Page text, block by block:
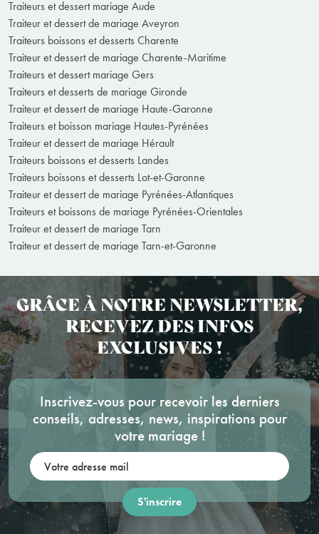
Traiteurs et dessert mariage Aude
Traiteur et dessert de mariage Aveyron
Traiteurs boissons et desserts Charente
Traiteur et dessert de mariage Charente-Maritime
Traiteurs et dessert mariage Gers
Traiteurs et desserts de mariage Gironde
Traiteur et dessert de mariage Haute-Garonne
Traiteurs et boisson mariage Hautes-Pyrénées
Traiteur et dessert de mariage Hérault
Traiteurs boissons et desserts Landes
Traiteurs boissons et desserts Lot-et-Garonne
Traiteur et dessert de mariage Pyrénées-Atlantiques
Traiteurs et boissons de mariage Pyrénées-Orientales
Traiteur et dessert de mariage Tarn
Traiteur et dessert de mariage Tarn-et-Garonne
GRÂCE À NOTRE NEWSLETTER,
RECEVEZ DES INFOS
EXCLUSIVES !
Inscrivez-vous pour recevoir les derniers
conseils, adresses, news, inspirations pour
votre mariage !